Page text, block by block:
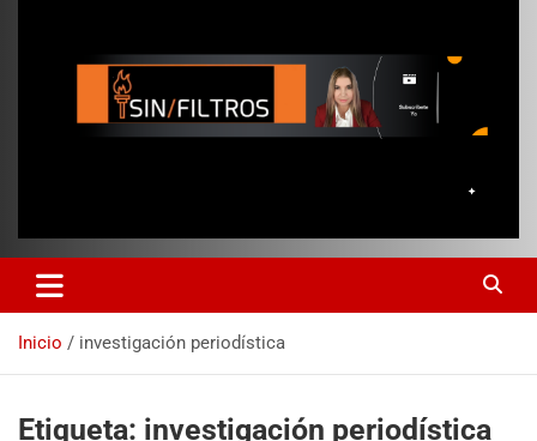
Inicio investigación periodística
Etiqueta: investigación periodística